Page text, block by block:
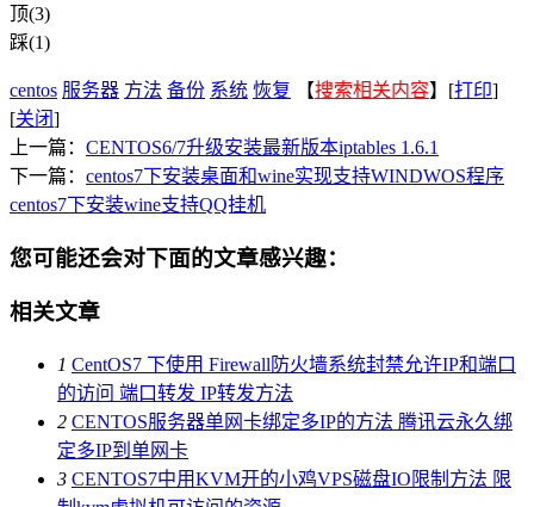
顶(3)
踩(1)
centos 服务器 方法 备份 系统 恢复 【搜索相关内容】[打印]
[关闭]
上一篇： CENTOS6/7升级安装最新版本iptables 1.6.1
下一篇： centos7下安装桌面和wine实现支持WINDWOS程序
centos7下安装wine支持QQ挂机
您可能还会对下面的文章感兴趣：
相关文章
1 CentOS7 下使用 Firewall防火墙系统封禁允许IP和端口
的访问 端口转发 IP转发方法
2 CENTOS服务器单网卡绑定多IP的方法 腾讯云永久绑
定多IP到单网卡
3 CENTOS7中用KVM开的小鸡VPS磁盘IO限制方法 限